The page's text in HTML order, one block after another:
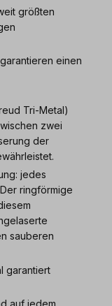
größten
einen
Tri-Metal)
zwei
der
jedes
ringförmige
sauberen
garantiert